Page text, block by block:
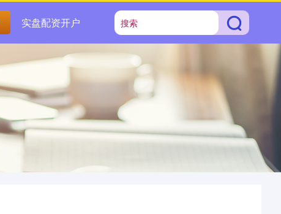
实盘配资开户